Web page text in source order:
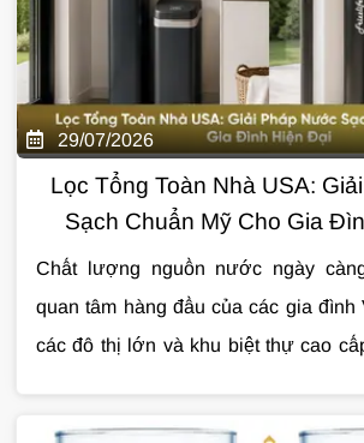
29/07/2026
Lọc Tổng Toàn Nhà USA:
Sạch Chuẩn Mỹ Cho Gia
Chất lượng nguồn nước ngày
quan tâm hàng đầu của các gia đình
các đô thị lớn và khu biệt thự cao